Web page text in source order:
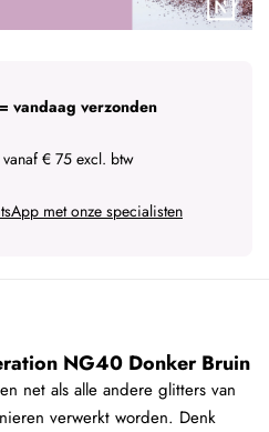
= vandaag verzonden
vanaf € 75 excl. btw
met onze specialisten
NG40 Donker Bruin
net als alle andere glitters van
verwerkt worden. Denk